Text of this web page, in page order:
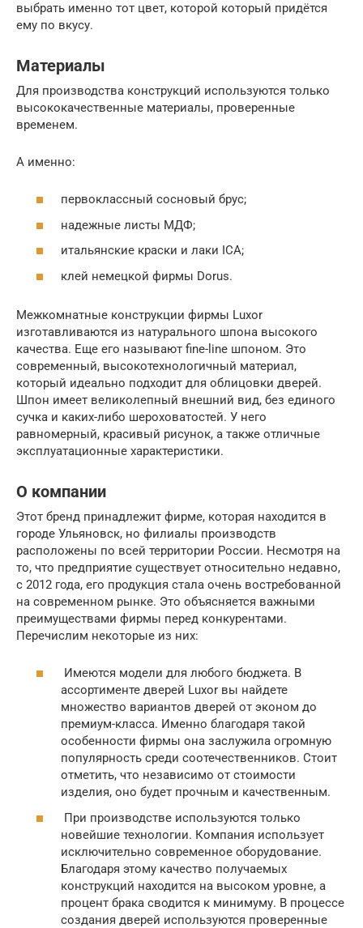
выбрать именно тот цвет, которой который придётся
ему по вкусу.
Материалы
Для производства конструкций используются только
высококачественные материалы, проверенные
временем.
А именно:
первоклассный сосновый брус;
надежные листы МДФ;
итальянские краски и лаки ICA;
клей немецкой фирмы Dorus.
Межкомнатные конструкции фирмы Luxor
изготавливаются из натурального шпона высокого
качества. Еще его называют fine-line шпоном. Это
современный, высокотехнологичный материал,
который идеально подходит для облицовки дверей.
Шпон имеет великолепный внешний вид, без единого
сучка и каких-либо шероховатостей. У него
равномерный, красивый рисунок, а также отличные
эксплуатационные характеристики.
О компании
Этот бренд принадлежит фирме, которая находится в
городе Ульяновск, но филиалы производств
расположены по всей территории России. Несмотря на
то, что предприятие существует относительно недавно,
с 2012 года, его продукция стала очень востребованной
на современном рынке. Это объясняется важными
преимуществами фирмы перед конкурентами.
Перечислим некоторые из них:
Имеются модели для любого бюджета. В
ассортименте дверей Luxor вы найдете
множество вариантов дверей от эконом до
премиум-класса. Именно благодаря такой
особенности фирмы она заслужила огромную
популярность среди соотечественников. Стоит
отметить, что независимо от стоимости
изделия, оно будет прочным и качественным.
При производстве используются только
новейшие технологии. Компания использует
исключительно современное оборудование.
Благодаря этому качество получаемых
конструкций находится на высоком уровне, а
процент брака сводится к минимуму. В процессе
создания дверей используются проверенные